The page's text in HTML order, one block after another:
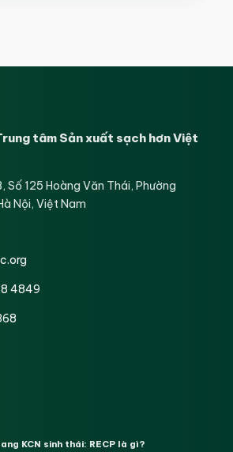
tâm Sản xuất sạch hơn Việt
Số 125 Hoàng Văn Thái, Phường
Nội, Việt Nam
4849
KCN sinh thái: RECP là gì?